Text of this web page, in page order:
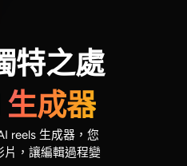
特之處
生成器
reels 生成器，您
片，讓編輯過程變